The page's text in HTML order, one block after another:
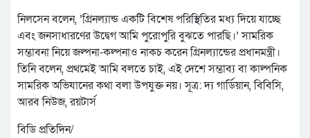
নিলসেন বলেন, ‘গ্রিনল্যান্ড একটি বিশেষ পরিস্থিতির মধ্য দিয়ে যাচ্ছে
এবং জনসাধারণের উদ্বেগ আমি পুরোপুরি বুঝতে পারছি।’ সামরিক
সম্ভাবনা নিয়ে জল্পনা-কল্পনাও নাকচ করেন গ্রিনল্যান্ডের প্রধানমন্ত্রী।
তিনি বলেন, প্রথমেই আমি বলতে চাই, এই দেশে সম্ভাব্য বা কাল্পনিক
সামরিক অভিযানের কথা বলা উপযুক্ত নয়। সূত্র: দ্য গার্ডিয়ান, বিবিসি,
আরব নিউজ, রয়টার্স
বিডি প্রতিদিন/